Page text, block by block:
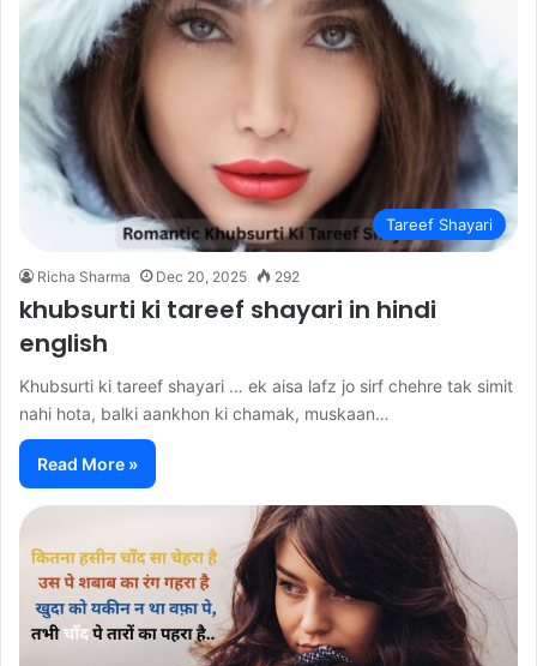
Tareef Shayari
Richa Sharma Dec 20, 2025 292
khubsurti ki tareef shayari in hindi
english
Khubsurti ki tareef shayari … ek aisa lafz jo sirf chehre tak simit
nahi hota, balki aankhon ki chamak, muskaan…
Read More »